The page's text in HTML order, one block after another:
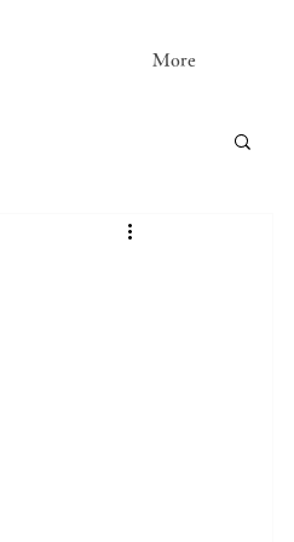
More
ストーンルース